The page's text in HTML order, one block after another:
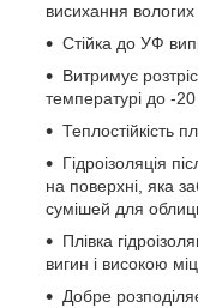
висихання
Стійка до УФ
Витримує
температурі до -
Теплостійкість
Гідроізоляція
на поверхні, яка
сумішей для
Плівка
вигин і високою
Добре